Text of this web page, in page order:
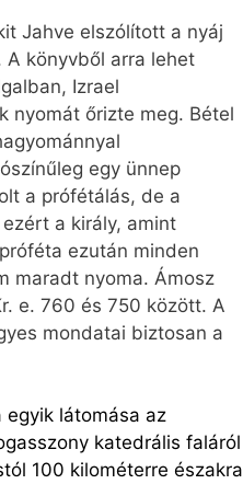
Jahve elszólított a nyáj
könyvből arra lehet
Izrael
nyomát őrizte meg. Bétel
egy ünnep
a prófétálás, de a
a király, amint
ezután minden
maradt nyoma. Ámosz
e. 760 és 750 között. A
mondatai biztosan a
egyik látomása az
katedrális faláról
100 kilométerre északra